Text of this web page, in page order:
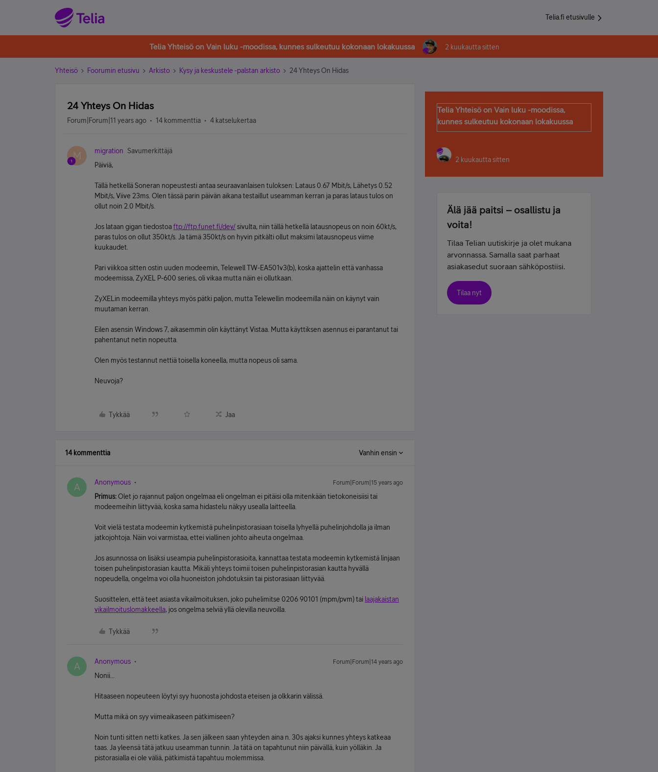
Telia.fi etusivulle
Telia Yhteisö on Vain luku -moodissa, kunnes sulkeutuu kokonaan lokakuussa 2 kuukautta sitten
Yhteisö Foorumin etusivu Arkisto Kysy ja keskustele -palstan arkisto 24 Yhteys On Hidas
24 Yhteys On Hidas
Forum|Forum|11 years ago 14 kommenttia 4 katselukertaa
M migration
Savumerkittäjä
Päiviä,
Tällä hetkellä Soneran nopeustesti antaa seuraavanlaisen tuloksen: Lataus 0.67 Mbit/s, Lähetys 0.52
Mbit/s, Viive 23ms. Olen tässä parin päivän aikana testaillut useamman kerran ja paras lataus tulos on
ollut noin 2.0 Mbit/s.
Jos lataan gigan tiedostoaftp://ftp.funet.fi/dev/sivulta, niin tällä hetkellä latausnopeus on noin 60kt/s,
paras tulos on ollut 350kt/s. Ja tämä 350kt/s on hyvin pitkälti ollut maksimi latausnopeus viime
kuukaudet.
Pari viikkoa sitten ostin uuden modeemin, Telewell TW-EA501v3(b), koska ajattelin että vanhassa
modeemissa, ZyXEL P-600 series, oli vikaa mutta näin ei ollutkaan.
ZyXELin modeemilla yhteys myös pätki paljon, mutta Telewellin modeemilla näin on käynyt vain
muutaman kerran.
Eilen asensin Windows 7, aikasemmin olin käyttänyt Vistaa. Mutta käyttiksen asennus ei parantanut tai
pahentanut netin nopeutta.
Olen myös testannut nettiä toisella koneella, mutta nopeus oli sama.
Neuvoja?
Tykkää Jaa
14 kommenttia Vanhin ensin
A Anonymous Forum|Forum|15 years ago
Primus:Olet jo rajannut paljon ongelmaa eli ongelman ei pitäisi olla mitenkään tietokoneisiisi tai
modeemeihin liittyvää, koska sama hidastelu näkyy usealla laitteella.
Voit vielä testata modeemin kytkemistä puhelinpistorasiaan toisella lyhyellä puhelinjohdolla ja ilman
jatkojohtoja. Näin voi varmistaa, ettei viallinen johto aiheuta ongelmaa.
Jos asunnossa on lisäksi useampia puhelinpistorasioita, kannattaa testata modeemin kytkemistä linjaan
toisen puhelinpistorasian kautta. Mikäli yhteys toimii toisen puhelinpistorasian kautta hyvällä
nopeudella, ongelma voi olla huoneiston johdotuksiin tai pistorasiaan liittyvää.
Suosittelen, että teet asiasta vikailmoituksen, joko puhelimitse 0206 90101 (mpm/pvm) tai laajakaistan
vikailmoituslomakkeella, jos ongelma selviä yllä olevilla neuvoilla.
Tykkää
A Anonymous Forum|Forum|14 years ago
Nonii...
Hitaaseen nopeuteen löytyi syy huonosta johdosta eteisen ja olkkarin välissä.
Mutta mikä on syy viimeaikaseen pätkimiseen?
Noin tunti sitten netti katkes. Ja sen jälkeen saan yhteyden aina n. 30s ajaksi kunnes yhteys katkeaa
taas. Ja yleensä tätä jatkuu useamman tunnin. Ja tätä on tapahtunut niin päivällä, kuin yölläkin. Ja
pistorasialla ei ole väliä, pätkimistä tapahtuu molemmissa.
Telia Yhteisö on Vain luku -moodissa,
kunnes sulkeutuu kokonaan lokakuussa
2 kuukautta sitten
Älä jää paitsi – osallistu ja
voita!
Tilaa Telian uutiskirje ja olet mukana
arvonnassa. Samalla saat parhaat
asiakasedut suoraan sähköpostiisi.
Tilaa nyt